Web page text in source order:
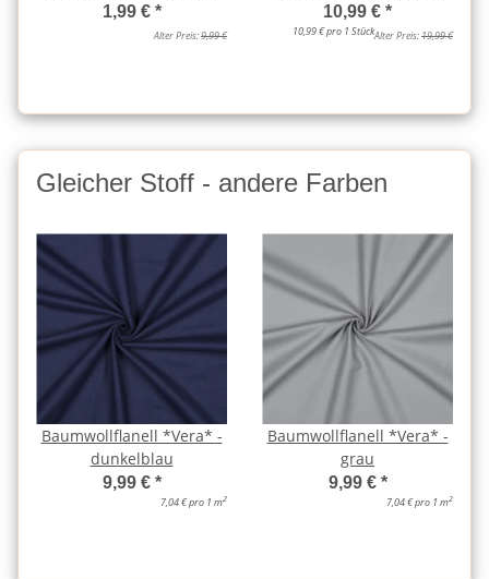
1,99 € *
Alter Preis:9,99 €
10,99 € *
10,99 € pro 1 StückAlter Preis:19,99 €
Gleicher Stoff - andere Farben
Baumwollflanell *Vera* -
dunkelblau
9,99 € *
7,04 € pro 1 m2
Baumwollflanell *Vera* -
grau
9,99 € *
7,04 € pro 1 m2